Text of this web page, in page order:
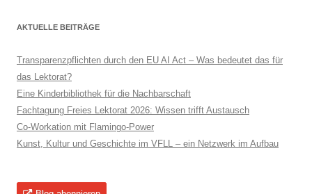
AKTUELLE BEITRÄGE
Transparenzpflichten durch den EU AI Act – Was bedeutet das für
das Lektorat?
Eine Kinderbibliothek für die Nachbarschaft
Fachtagung Freies Lektorat 2026: Wissen trifft Austausch
Co-Workation mit Flamingo-Power
Kunst, Kultur und Geschichte im VFLL – ein Netzwerk im Aufbau